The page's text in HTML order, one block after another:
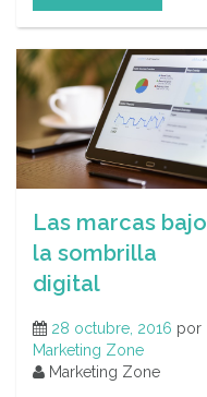
Las marcas bajo
la sombrilla
digital
28 octubre, 2016 por
Marketing Zone
Marketing Zone